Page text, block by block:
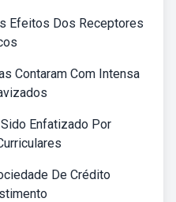
Efeitos Dos Receptores
Contaram Com Intensa
Enfatizado Por
De Crédito